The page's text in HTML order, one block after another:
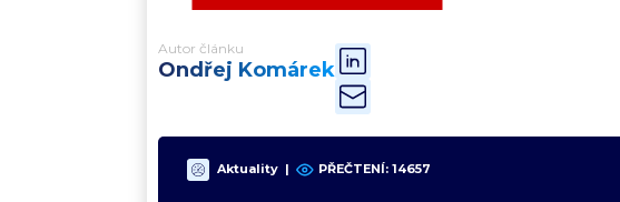
Autor článku
Ondřej Komárek
Aktuality | PŘEČTENÍ: 14657